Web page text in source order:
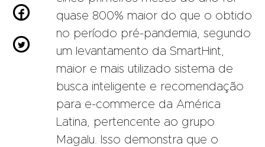


quase 800% maior do que o obtido
no período pré-pandemia, segundo
um levantamento da SmartHint,
maior e mais utilizado sistema de
busca inteligente e recomendação
para e-commerce da América
Latina, pertencente ao grupo
Magalu. Isso demonstra que o